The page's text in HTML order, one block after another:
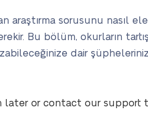
sorusunu nasıl ele
Bu bölüm, okurların
dair
later or contact our support